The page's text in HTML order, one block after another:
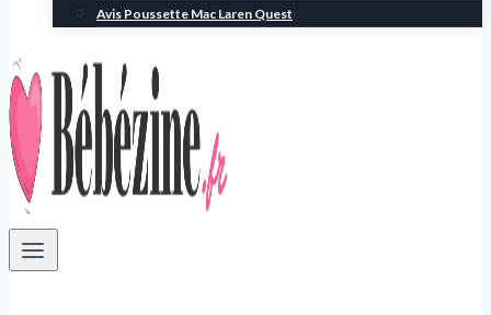
Avis Poussette Mac Laren Quest